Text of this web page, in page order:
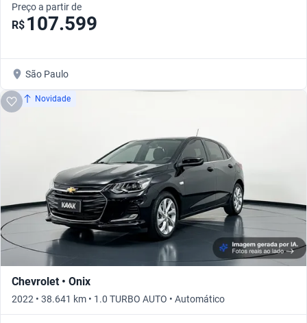
Preço a partir de
R$ 107.599
São Paulo
Novidade
Chevrolet • Onix
2022 • 38.641 km • 1.0 TURBO AUTO • Automático